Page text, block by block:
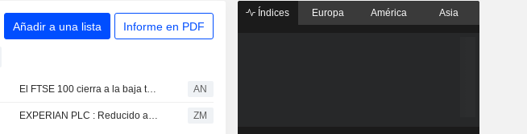
Añadir a una lista Informe en PDF
El FTSE 100 cierra a la baja tras alcanzar un nuevo máximo histórico AN
EXPERIAN PLC : Reducido a Neutral por Morningstar ZM
Índices Europa América Asia